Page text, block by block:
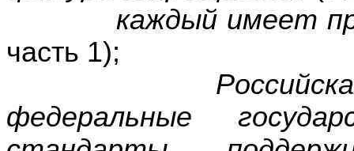
каждый имеет
часть 1);
федеральные